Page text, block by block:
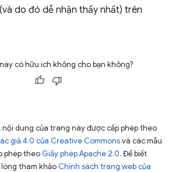
do đó dễ nhận thấy nhất) trên
có hữu ích không cho bạn không?
nội dung của trang này được cấp phép theo
giả 4.0 của Creative Commonsvà các mẫu
phép theo Giấy phép Apache 2.0. Để biết
tham khảo Chính sách trang web của